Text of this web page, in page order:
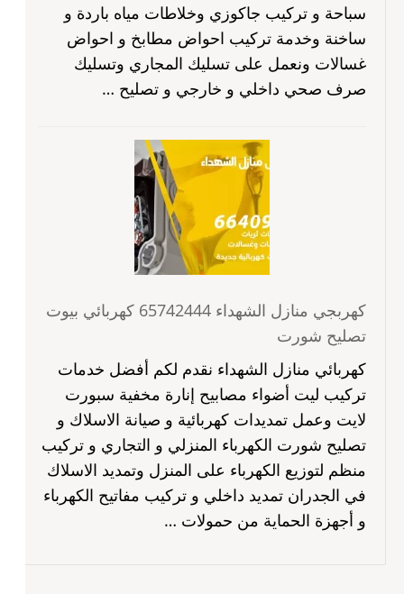
سباحة و تركيب جاكوزي وخلاطات مياه باردة و
ساخنة وخدمة تركيب احواض مطابخ و احواض
غسالات ونعمل على تسليك المجاري وتسليك
صرف صحي داخلي و خارجي و تصليح …
كهربجي منازل الشهداء 65742444 كهربائي بيوت
تصليح شورت
كهربائي منازل الشهداء نقدم لكم أفضل خدمات
تركيب ليت أضواء مصابيح إنارة مخفية سبورت
لايت وعمل تمديدات كهربائية و صيانة الاسلاك و
تصليح شورت الكهرباء المنزلي و التجاري و تركيب
منظم لتوزيع الكهرباء على المنزل وتمديد الاسلاك
في الجدران تمديد داخلي و تركيب مفاتيح الكهرباء
و أجهزة الحماية من حمولات …